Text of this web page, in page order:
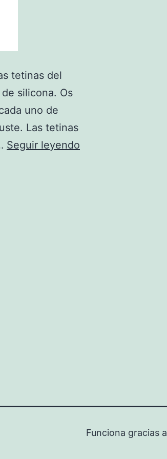
tetinas del
silicona. Os
uno de
Las tetinas
Seguir leyendo
Funciona gracias a